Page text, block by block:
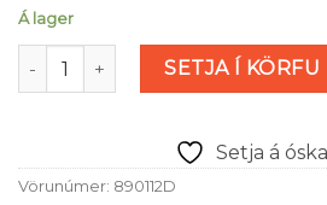
Á lager
Gradient raglanbluse 3 tråde (nr
SETJA Í KÖRFU
Setja á
Vörunúmer: 890112D